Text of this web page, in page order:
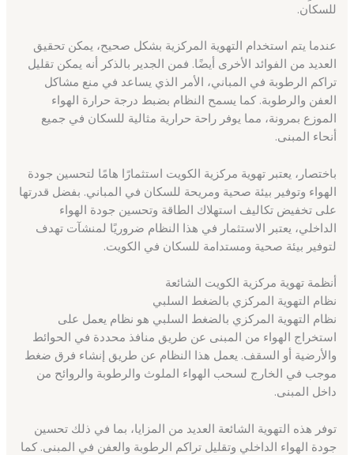
للسكان.
عندما يتم استخدام التهوية المركزية بشكل صحيح، يمكن تحقيق
العديد من الفوائد الأخرى أيضًا. فمن الجدير بالذكر أنه يمكن تقليل
تراكم الرطوبة في المباني، الأمر الذي يساعد في منع مشاكل
العفن والرطوبة. كما يسمح النظام بضبط درجة حرارة الهواء
الموزع بمرونة، مما يوفر راحة حرارية مثالية للسكان في جميع
أنحاء المبنى.
باختصار، يعتبر تهوية مركزية الكويت استثمارًا هامًا لتحسين جودة
الهواء وتوفير بيئة صحية ومريحة للسكان في المباني. بفضل قدرتها
على تخفيض تكاليف استهلاك الطاقة وتحسين جودة الهواء
الداخلي، يعتبر الاستثمار في هذا النظام ضروريًا لمنشآت تهدف
لتوفير بيئة صحية ومستدامة للسكان في الكويت.
أنظمة تهوية مركزية الكويت الشائعة
نظام التهوية المركزي بالضغط السلبي
نظام التهوية المركزي بالضغط السلبي هو نظام يعمل على
استخراج الهواء من المبنى عن طريق منافذ محددة في الحوائط
والأرضية أو السقف. يعمل هذا النظام عن طريق إنشاء فرق ضغط
موجب في الخارج لسحب الهواء الملوث والرطوبة والروائح من
داخل المبنى.
توفر هذه التهوية الشائعة العديد من المزايا، بما في ذلك تحسين
جودة الهواء الداخلي وتقليل تراكم الرطوبة والعفن في المبنى. كما